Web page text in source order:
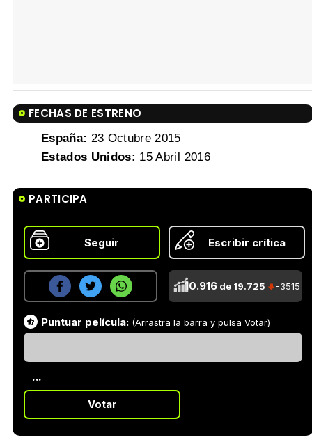
FECHAS DE ESTRENO
España: 23 Octubre 2015
Estados Unidos: 15 Abril 2016
PARTICIPA
Seguir Escribir crítica
10.916 de 19.725 -3515
Puntuar película: (Arrastra la barra y pulsa Votar)
...
Votar